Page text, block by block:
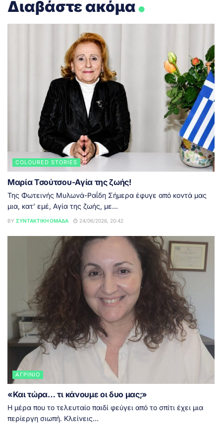
Διαβάστε ακόμα
COLOURED STORIES
Μαρία Τσούτσου-Αγία της ζωής!
Της Φωτεινής Μυλωνά-Ραΐδη Σήμερα έφυγε από κοντά μας
μια, κατ’ εμέ, Αγία της ζωής, με...
BY ΣΥΝΤΑΚΤΙΚΉ ΟΜΆΔΑ 24/06/2026, 20:42
ΑΓΡΊΝΙΟ
«Και τώρα… τι κάνουμε οι δυο μας;»
Η μέρα που το τελευταίο παιδί φεύγει από το σπίτι έχει μια
περίεργη σιωπή. Κλείνεις...